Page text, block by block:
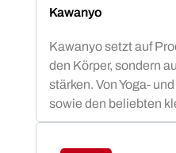
Kawanyo
Kawanyo setzt auf
den Körper, sondern
stärken. Von Yoga-
sowie den beliebten
Mobilitybällen über